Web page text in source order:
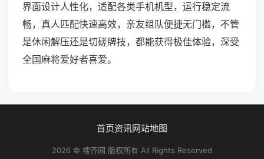
界面设计人性化，适配各类手机机型，运行稳定流
畅，真人匹配快速高效，亲友组队便捷无门槛，不管
是休闲解压还是切磋牌技，都能获得极佳体验，深受
全国麻将爱好者喜爱。
首页资讯网站地图
2026 © 搜齐网 版权所有 All Rights Reserved